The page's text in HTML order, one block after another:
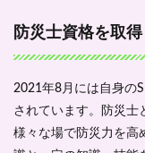
防災士資格を取得
2021年8月には自身の
されています。防災士
様々な場で防災力を高